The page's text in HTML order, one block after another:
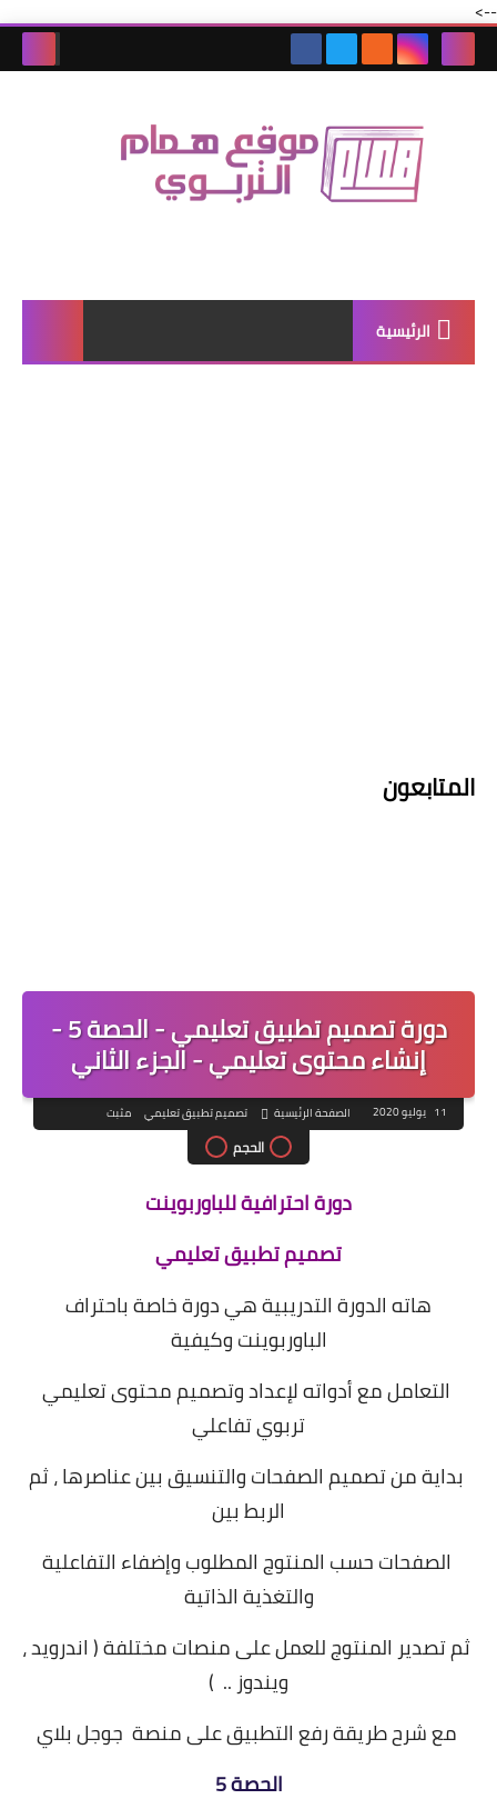
-->
الرئيسية
المتابعون
دورة تصميم تطبيق تعليمي - الحصة 5 -
إنشاء محتوى تعليمي - الجزء الثاني
11 يوليو 2020 الصفحة الرئيسية تصميم تطبيق تعليمي مثبت
الحجم
دورة احترافية للباوربوينت
تصميم تطبيق تعليمي
هاته الدورة التدريبية هي دورة خاصة باحتراف
الباوربوينت وكيفية
التعامل مع أدواته لإعداد وتصميم محتوى تعليمي
تربوي تفاعلي
بداية من تصميم الصفحات والتنسيق بين عناصرها ، ثم
الربط بين
الصفحات حسب المنتوج المطلوب وإضفاء التفاعلية
والتغذية الذاتية
ثم تصدير المنتوج للعمل على منصات مختلفة ( اندرويد ،
ويندوز .. )
مع شرح طريقة رفع التطبيق على منصة جوجل بلاي
الحصة 5